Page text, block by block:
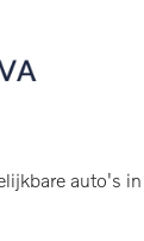
auto's